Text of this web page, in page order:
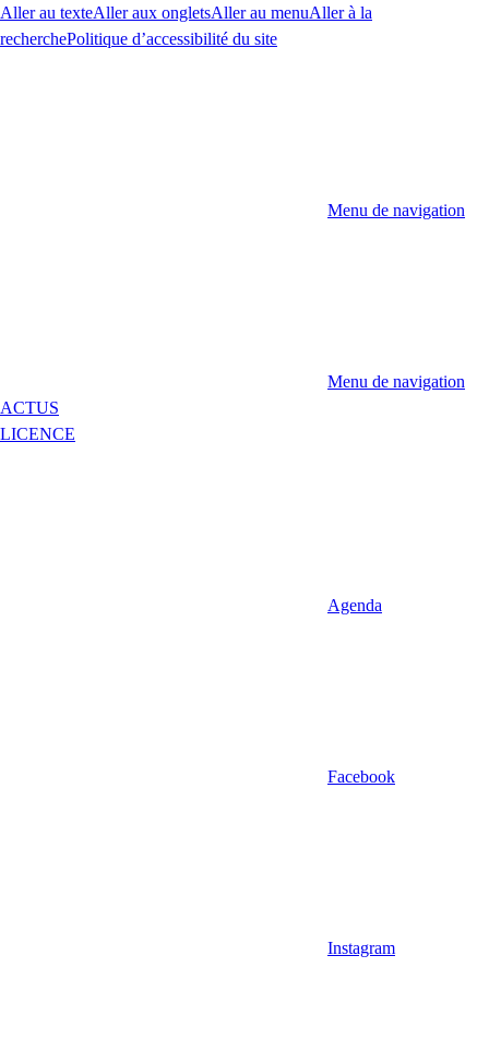
Aller au texteAller aux ongletsAller au menuAller à la
recherchePolitique d’accessibilité du site
Menu de navigation
Menu de navigation
ACTUS
LICENCE
Agenda
Facebook
Instagram